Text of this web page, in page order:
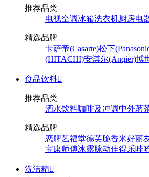
推荐品类
电视空调冰箱洗衣机厨房电
精选品牌
卡萨帝(Casarte)松下
(HITACHI)安淇尔(Anqier)博
食品饮料
推荐品类
酒水饮料咖啡及冲调中外茗
精选品牌
恋牌艺福堂德芙脆香米好丽
宝康师傅冰露脉动佳得乐哇
洗洁精